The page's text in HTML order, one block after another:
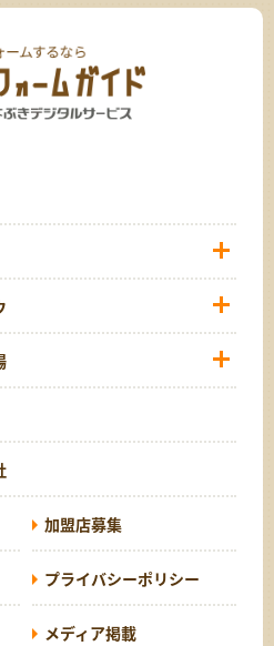
加盟店募集
プライバシーポリシー
メディア掲載